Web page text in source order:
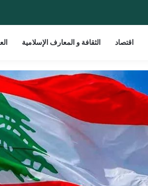
اقتصاد الثقافة و المعارف الإسلامية